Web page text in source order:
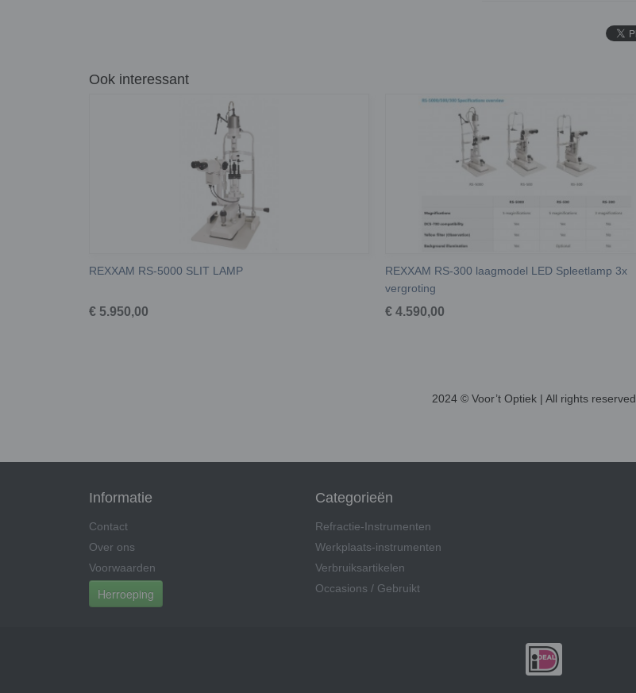
Ook interessant
REXXAM RS-5000 SLIT LAMP
€ 5.950,00
REXXAM RS-300 laagmodel LED Spleetlamp 3x
vergroting
€ 4.590,00
2024 © Voor’t Optiek | All rights reserved
Informatie
Contact
Over ons
Voorwaarden
Herroeping
Categorieën
Refractie-Instrumenten
Werkplaats-instrumenten
Verbruiksartikelen
Occasions / Gebruikt